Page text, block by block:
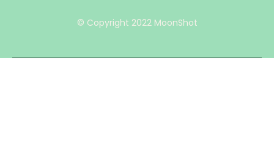
© Copyright 2022 MoonShot